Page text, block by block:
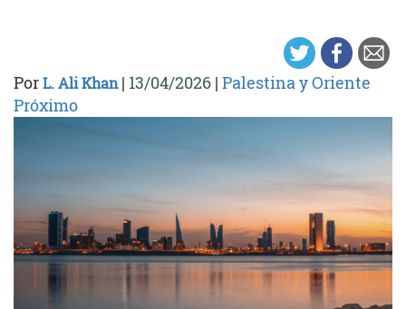
PorL. Ali Khan| 13/04/2026 | Palestina y Oriente
Próximo